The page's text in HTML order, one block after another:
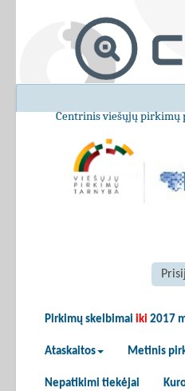
Centrinis viešųjų pirkimų
Pirkimų skelbimai iki 2017
Ataskaitos Metinis
Nepatikimi tiekėjai